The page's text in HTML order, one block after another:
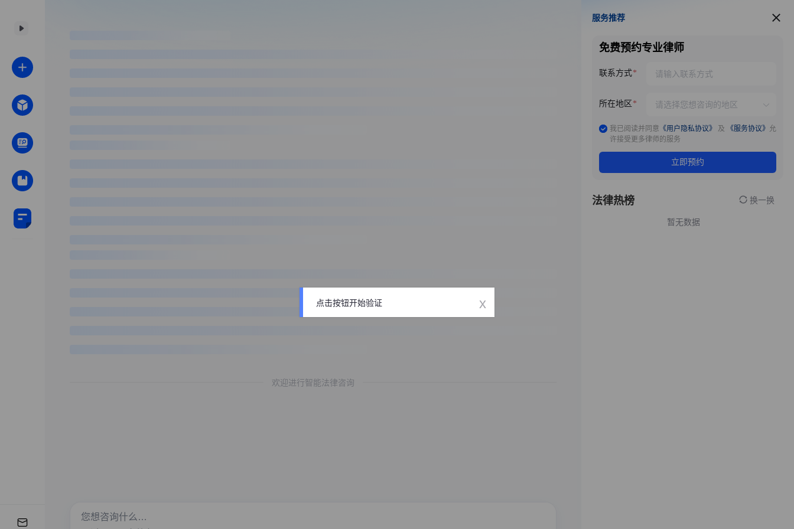
欢迎进行智能法律咨询
服务推荐
服务推荐
免费预约专业律师
联系方式
所在地区
我已阅读并同意 《用户隐私协议》 及 《服务协议》 允
许接受更多律师的服务
立即预约
法律热榜 换一换
暂无数据
点击按钮开始验证 x